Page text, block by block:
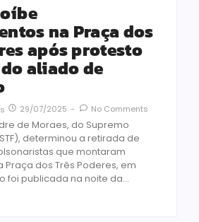
na Praça dos
após protesto
aliado de
29/07/2025 - No Comments
de Moraes, do Supremo
determinou a retirada de
que montaram
dos Três Poderes, em
foi publicada na noite da...